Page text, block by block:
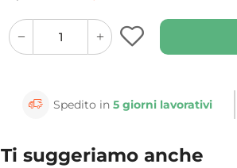
quantity
button
quantity
minus
button
Spedito in5 giorni lavorativi
Ti suggeriamo anche